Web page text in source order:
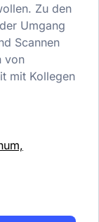
Zu den
Umgang
Scannen
von
mit Kollegen